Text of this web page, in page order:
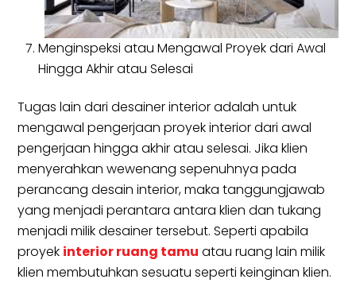
Menginspeksi atau Mengawal Proyek dari Awal
Hingga Akhir atau Selesai
Tugas lain dari desainer interior adalah untuk
mengawal pengerjaan proyek interior dari awal
pengerjaan hingga akhir atau selesai. Jika klien
menyerahkan wewenang sepenuhnya pada
perancang desain interior, maka tanggungjawab
yang menjadi perantara antara klien dan tukang
menjadi milik desainer tersebut. Seperti apabila
proyek interior ruang tamu atau ruang lain milik
klien membutuhkan sesuatu seperti keinginan klien.